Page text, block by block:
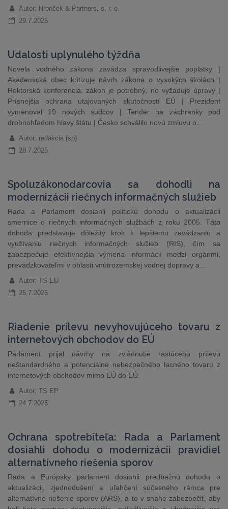
Autor: Hronček & Partners, s. r. o.
29.7.2025
Udalosti uplynulého týždňa
Novela vodného zákona zavádza spravodlivejšie poplatky |
Akademická obec kritizuje návrh zákona o vysokých školách |
Rektorská konferencia: zákon je potrebný, no vyžaduje úpravy |
Prísnejšia ochrana utajovaných skutočností EÚ | Prezident
vymenoval 19 nových sudcov | Tender na záchranky pod
drobnohľadom hlavy štátu | Česko schválilo novú zmluvu o…
Autor: redakcia (sp)
28.7.2025
Spoluzákonodarcovia sa dohodli na
modernizácii riečnych informačných služieb
Rada a Parlament dosiahli politickú dohodu o aktualizácii
smernice o riečnych informačných službách z roku 2005. Táto
dohoda predstavuje dôležitý krok k lepšiemu zavádzaniu a
využívaniu riečnych informačných služieb (RIS), čím sa
zabezpečuje efektívnejšia výmena informácií medzi orgánmi,
prevádzkovateľmi v oblasti vnútrozemskej vodnej dopravy a…
Autor: TS EU
25.7.2025
Riadenie prílevu nevyhovujúceho tovaru z
internetových obchodov do EÚ
Parlament prijal návrhy na zvládnutie rastúceho prílevu
neštandardného a potenciálne nebezpečného lacného tovaru z
internetových obchodov mimo EÚ do EÚ.
Autor: TS EP
24.7.2025
Ochrana spotrebiteľa: Rada a Parlament
dosiahli dohodu o modernizácii pravidiel
alternatívneho riešenia sporov
Rada a Európsky parlament dosiahli predbežnú dohodu o
aktualizácii, zjednodušení a uľahčení súčasného rámca pre
alternatívne riešenie sporov (ARS), a to v snahe zabezpečiť, aby